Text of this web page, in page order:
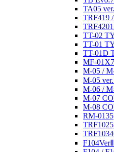
TA05
TRF419
TRF420
TT-02
TT-01
TT-01D
MF-01X
M-05 /
M-05
M-06 /
M-07
M-08
RM-0135
TRF102
TRF103